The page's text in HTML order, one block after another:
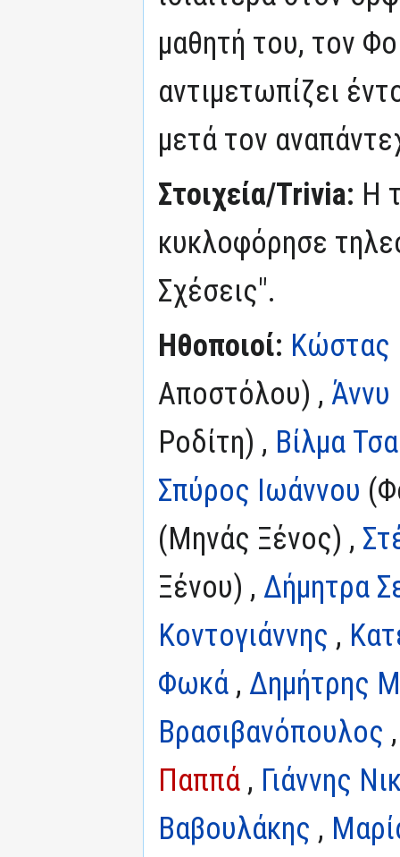
μαθητή του, τον
αντιμετωπίζει
μετά τον
Στοιχεία/Trivia: Η
κυκλοφόρησε
Σχέσεις".
Ηθοποιοί: Κώστας
Αποστόλου) ,
Ροδίτη) , Βίλμα
Σπύρος Ιωάννου
(Μηνάς Ξένος) ,
Ξένου) , Δήμητρα
Κοντογιάννης ,
Φωκά , Δημήτρης
Βρασιβανόπουλος
Παππά , Γιάννης
Βαβουλάκης ,